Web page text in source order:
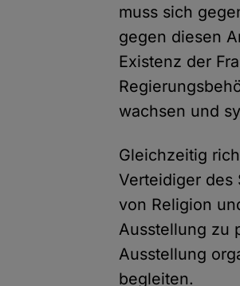
muss sich
gegen diesen
Existenz der
wachsen und
Gleichzeitig
Verteidiger des
von Religion
Ausstellung zu
Ausstellung
begleiten.